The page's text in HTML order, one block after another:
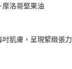
摩洛哥堅果油
肌膚，呈現緊緻張力